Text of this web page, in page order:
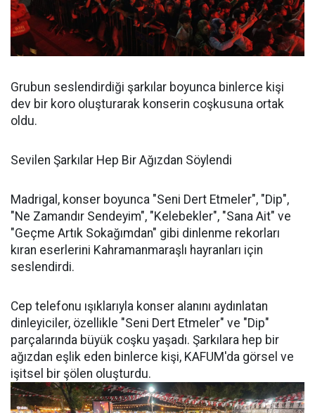
Grubun seslendirdiği şarkılar boyunca binlerce kişi
dev bir koro oluşturarak konserin coşkusuna ortak
oldu.
Sevilen Şarkılar Hep Bir Ağızdan Söylendi
Madrigal, konser boyunca "Seni Dert Etmeler", "Dip",
"Ne Zamandır Sendeyim", "Kelebekler", "Sana Ait" ve
"Geçme Artık Sokağımdan" gibi dinlenme rekorları
kıran eserlerini Kahramanmaraşlı hayranları için
seslendirdi.
Cep telefonu ışıklarıyla konser alanını aydınlatan
dinleyiciler, özellikle "Seni Dert Etmeler" ve "Dip"
parçalarında büyük coşku yaşadı. Şarkılara hep bir
ağızdan eşlik eden binlerce kişi, KAFUM'da görsel ve
işitsel bir şölen oluşturdu.